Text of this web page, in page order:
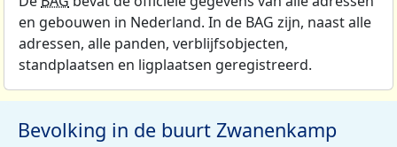
en gebouwen in Nederland. In de BAG zijn, naast alle
adressen, alle panden, verblijfsobjecten,
standplaatsen en ligplaatsen geregistreerd.
Bevolking in de buurt Zwanenkamp